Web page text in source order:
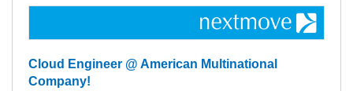
Cloud Engineer @ American Multinational
Company!